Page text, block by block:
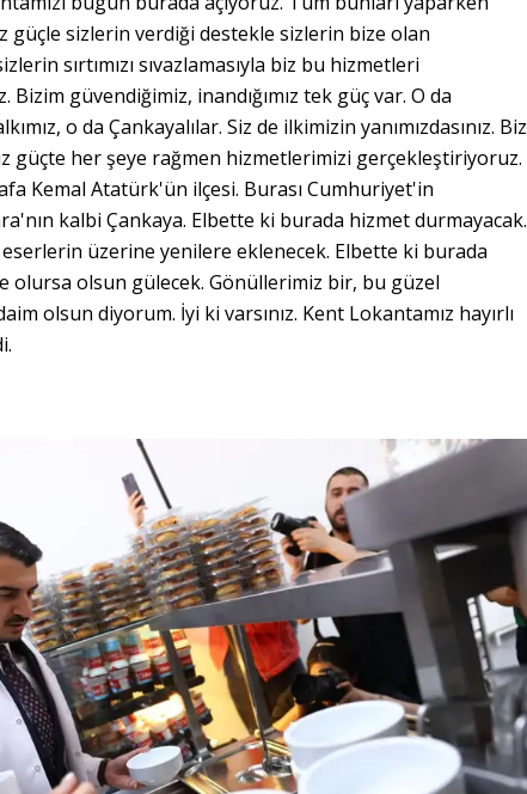
güçle sizlerin verdiği destekle sizlerin bize olan
sırtımızı sıvazlamasıyla biz bu hizmetleri
güvendiğimiz, inandığımız tek güç var. O da
o da Çankayalılar. Siz de ilkimizin yanımızdasınız. Biz
güçte her şeye rağmen hizmetlerimizi gerçekleştiriyoruz.
Kemal Atatürk'ün ilçesi. Burası Cumhuriyet'in
kalbi Çankaya. Elbette ki burada hizmet durmayacak.
üzerine yenilere eklenecek. Elbette ki burada
olursa olsun gülecek. Gönüllerimiz bir, bu güzel
olsun diyorum. İyi ki varsınız. Kent Lokantamız hayırlı